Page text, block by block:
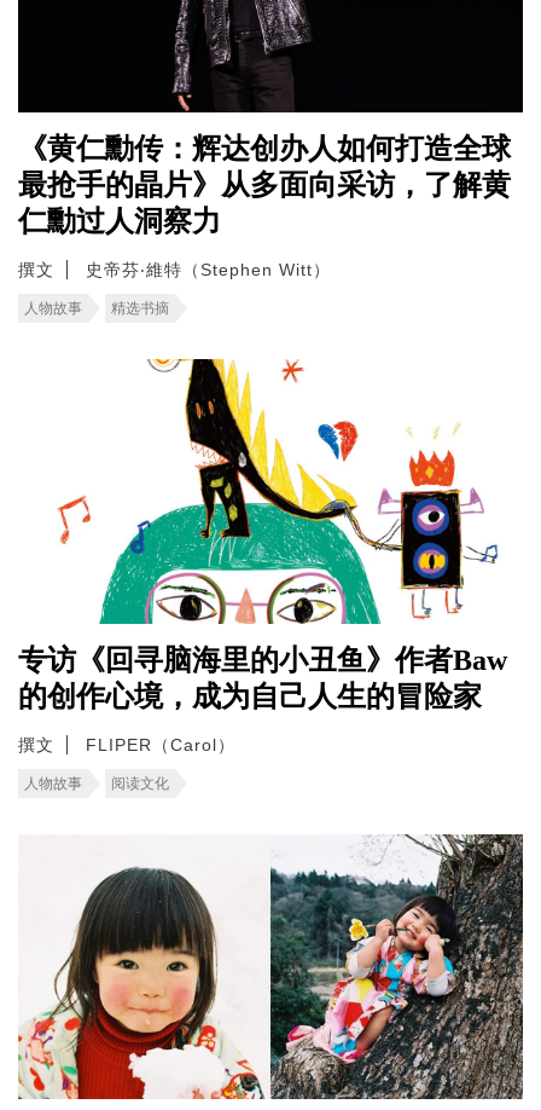
《黄仁勳传：辉达创办人如何打造全球
最抢手的晶片》从多面向采访，了解黄
仁勳过人洞察力
撰文 史帝芬‧維特（Stephen Witt）
人物故事 精选书摘
专访《回寻脑海里的小丑鱼》作者Baw
的创作心境，成为自己人生的冒险家
撰文 FLIPER（Carol）
人物故事 阅读文化